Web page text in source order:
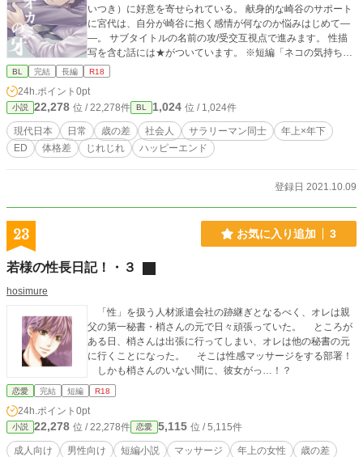
いつき）に好意を寄せられている。 献身的な崎谷のサポート
に宮代は、自分が崎谷に抱く感情が何なのか悩みはじめて―
―。 サブタイトルの名前の攻/受交互視点で進みます。 性描
写を含む話には★がついています。 ※短編「ネコの気持ちは
わかるまい」の続きです。 ※攻めに女性、受けに攻め以外の
キャラクターが目立って登場します。 ※（念の為）感染症対
策を考慮する必要のない世界線を想定しています。
BL 完結 長編 R18
24h.ポイント 0pt
小説 22,278 位 / 22,278件 BL 1,024 位 / 1,024件
現代日本 日常 歳の差 社会人 サラリーマン同士
年上×年下
ED
体格差 じれじれ ハッピーエンド
登録日 2021.10.09
23 お気に入り追加 3
若様の性長日記！・３
hosimure
「性」を扱う人材派遣会社の跡継ぎとなるべく、オレは親
父の第一秘書・梢さんの元で日々頑張っていた。 ところが
ある日、梢さんは出張に行ってしまい、オレは他の秘書の元
に行くことになった。 そこは性感マッサージをする部署！
しかも梢さんのいない間に、彼女がっ…！？
恋愛 完結 短編 R18
24h.ポイント 0pt
小説 22,278 位 / 22,278件 恋愛 5,115 位 / 5,115件
成人向け 男性向け 短編小説 マッサージ 年上の女性
歳の差